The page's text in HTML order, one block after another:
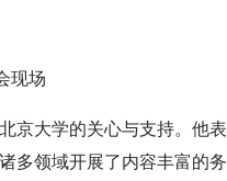
现场
京大学的关心与支持。他
多领域开展了内容丰富的